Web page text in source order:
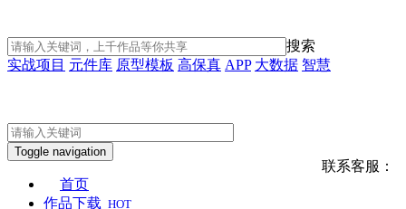
搜索
实战项目 元件库 原型模板 高保真 APP 大数据 智慧
联系客服：
Toggle navigation
首页
作品下载 HOT